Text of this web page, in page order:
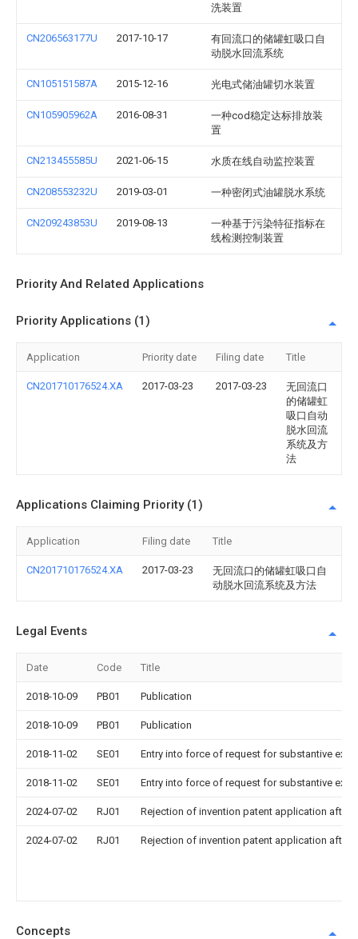
洗装置
CN206563177U 2017-10-17
有回流口的储罐虹吸口自
动脱水回流系统
CN105151587A 2015-12-16 光电式储油罐切水装置
CN105905962A 2016-08-31
一种cod稳定达标排放装
置
CN213455585U 2021-06-15 水质在线自动监控装置
CN208553232U 2019-03-01 一种密闭式油罐脱水系统
CN209243853U 2019-08-13
一种基于污染特征指标在
线检测控制装置
Priority And Related Applications
Priority Applications (1)
Application Priority date Filing date Title
CN201710176524.XA 2017-03-23 2017-03-23
无回流口
的储罐虹
吸口自动
脱水回流
系统及方
法
Applications Claiming Priority (1)
Application Filing date Title
CN201710176524.XA 2017-03-23
无回流口的储罐虹吸口自
动脱水回流系统及方法
Legal Events
Date Code Title
2018-10-09 PB01 Publication
2018-10-09 PB01 Publication
2018-11-02 SE01 Entry into force of request for substantive
2018-11-02 SE01 Entry into force of request for substantive
2024-07-02 RJ01 Rejection of invention patent application after
2024-07-02 RJ01 Rejection of invention patent application after
Concepts